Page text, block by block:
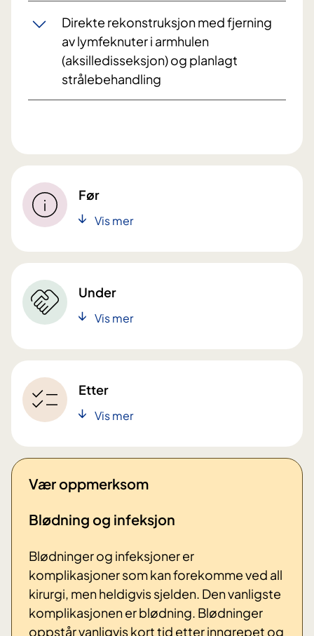
Direkte rekonstruksjon med fjerning
av lymfeknuter i armhulen
(aksilledisseksjon) og planlagt
strålebehandling
Før
Vis mer
Under
Vis mer
Etter
Vis mer
Vær oppmerksom
Blødning og infeksjon
Blødninger og infeksjoner er
komplikasjoner som kan forekomme ved all
kirurgi, men heldigvis sjelden. Den vanligste
komplikasjonen er blødning. Blødninger
oppstår vanligvis kort tid etter inngrepet og